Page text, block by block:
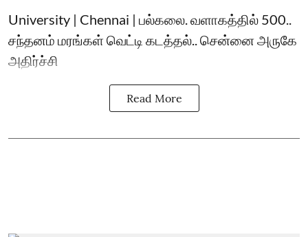
University | Chennai | பல்கலை. வளாகத்தில் 500..
சந்தனம் மரங்கள் வெட்டி கடத்தல்.. சென்னை அருகே
அதிர்ச்சி
Read More